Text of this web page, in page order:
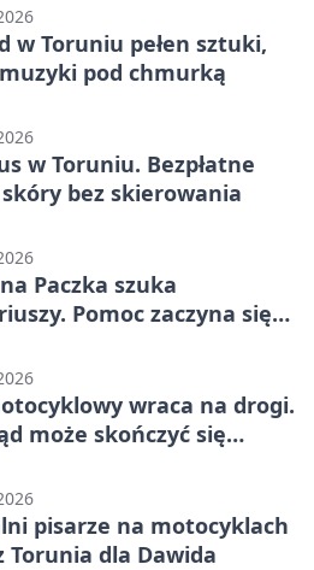
w Toruniu pełen sztuki,
pod chmurką
w Toruniu. Bezpłatne
bez skierowania
Paczka szuka
Pomoc zaczyna się
wraca na drogi.
może skończyć się
pisarze na motocyklach
Torunia dla Dawida